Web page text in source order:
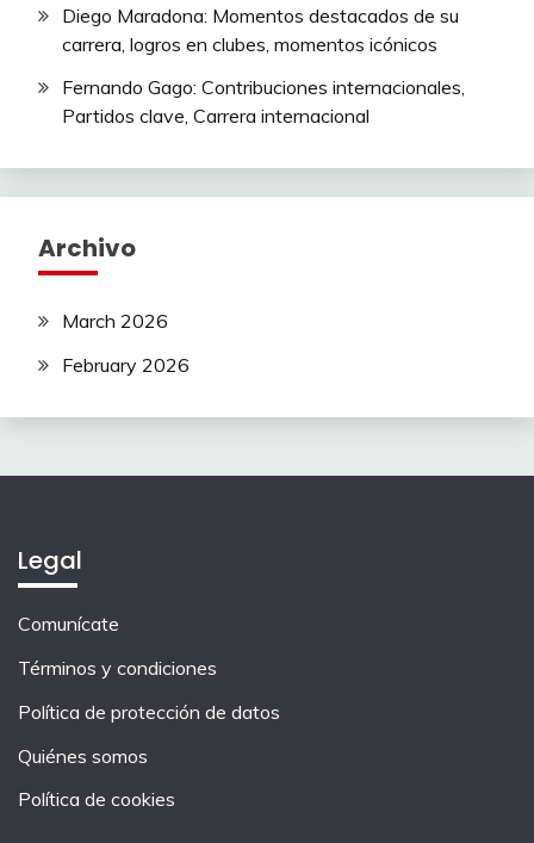
Diego Maradona: Momentos destacados de su
carrera, logros en clubes, momentos icónicos
Fernando Gago: Contribuciones internacionales,
Partidos clave, Carrera internacional
Archivo
March 2026
February 2026
Legal
Comunícate
Términos y condiciones
Política de protección de datos
Quiénes somos
Política de cookies